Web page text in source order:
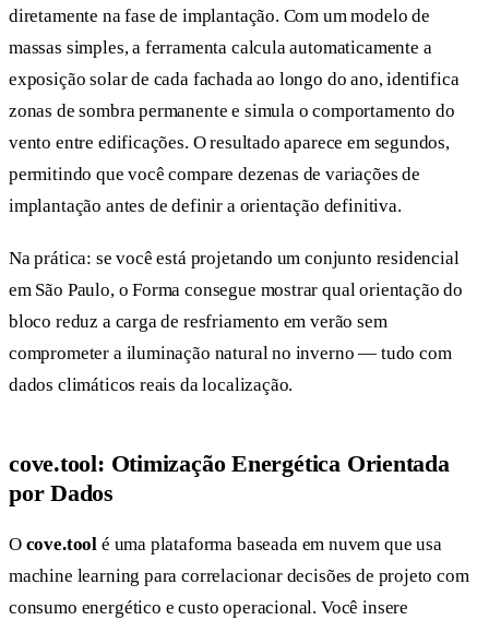
diretamente na fase de implantação. Com um modelo de
massas simples, a ferramenta calcula automaticamente a
exposição solar de cada fachada ao longo do ano, identifica
zonas de sombra permanente e simula o comportamento do
vento entre edificações. O resultado aparece em segundos,
permitindo que você compare dezenas de variações de
implantação antes de definir a orientação definitiva.
Na prática: se você está projetando um conjunto residencial
em São Paulo, o Forma consegue mostrar qual orientação do
bloco reduz a carga de resfriamento em verão sem
comprometer a iluminação natural no inverno — tudo com
dados climáticos reais da localização.
cove.tool: Otimização Energética Orientada
por Dados
O cove.tool é uma plataforma baseada em nuvem que usa
machine learning para correlacionar decisões de projeto com
consumo energético e custo operacional. Você insere